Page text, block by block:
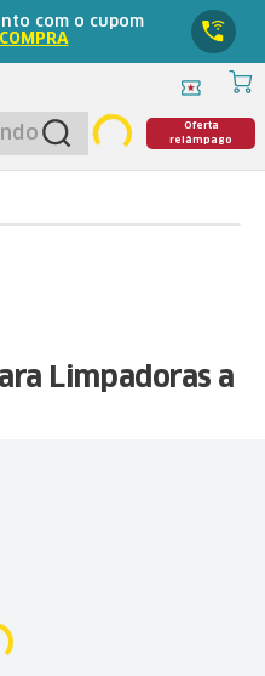
com o cupom
Oferta
relâmpago
Limpadoras a